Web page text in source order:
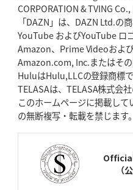
元代表ラピース、今季限りで引退
2026年4月16日(木)更新
BL東京「強化拠点」を「共有財産
た空間」
2026年4月9日(木)更新
スティーラーズ、名門復活の足音
2026年4月2日(木)更新
スピアーズ、王者撃破で再奪首
2026年3月26日(木)更新
CORPORATION & TVING
「DAZN」は、DAZN Ltd.の
YouTube およびYouTube ロ
Amazon、Prime Videoおよ
Amazon.com, Inc.またはその
HuluはHulu,LLCの登録商標で
TELASAは、TELASA株式会
このホームページに掲載し
の無断複写・転載を禁じます。
（